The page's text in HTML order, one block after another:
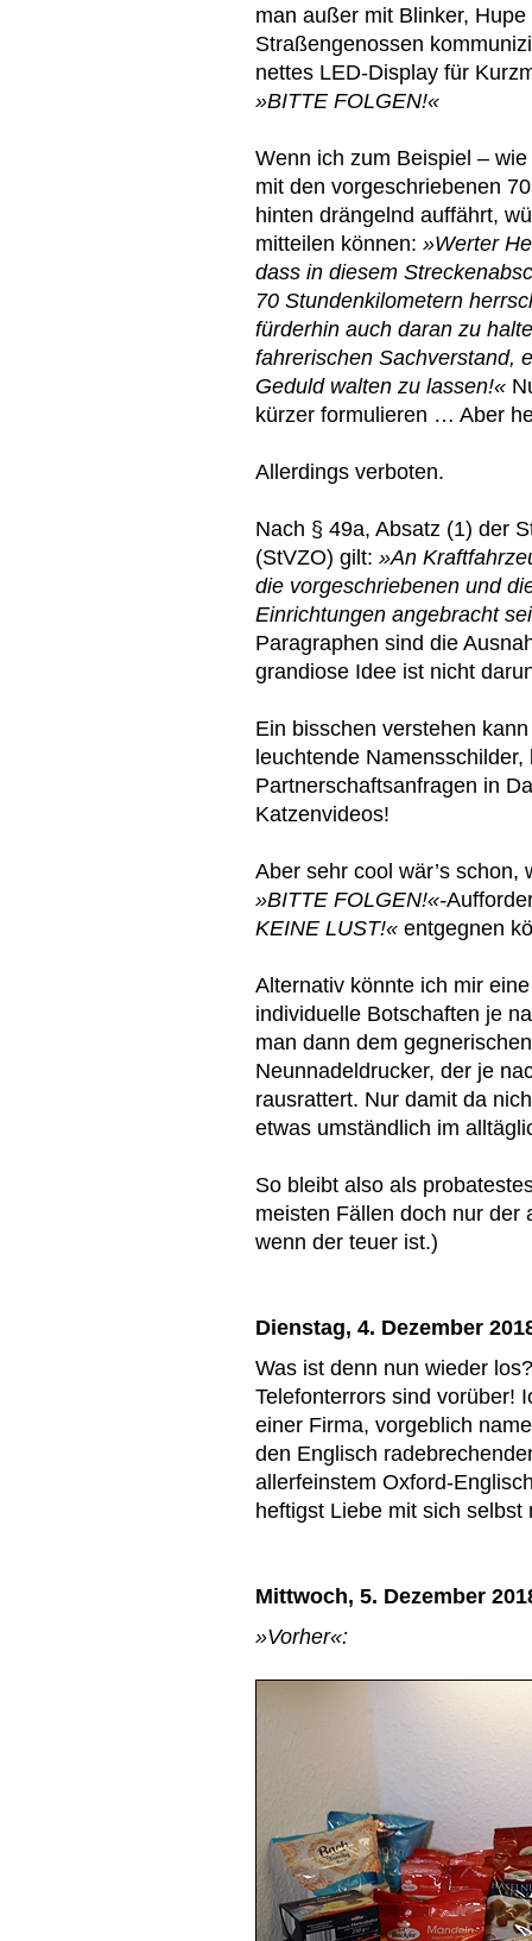
man außer mit Blinker,
Straßengenossen
nettes LED-Display für
»BITTE FOLGEN!«
Wenn ich zum Beispiel –
mit den vorgeschriebenen
hinten drängelnd auffährt,
mitteilen können: »Werter
dass in diesem
70 Stundenkilometern
fürderhin auch daran zu
fahrerischen Sachverstand,
Geduld walten zu lassen!«
kürzer formulieren … Aber
Allerdings verboten.
Nach § 49a, Absatz (1) der
(StVZO) gilt: »An
die vorgeschriebenen und
Einrichtungen angebracht
Paragraphen sind die
grandiose Idee ist nicht
Ein bisschen verstehen
leuchtende
Partnerschaftsanfragen in
Katzenvideos!
Aber sehr cool wär’s
»BITTE FOLGEN!«-
KEINE LUST!« entgegnen
Alternativ könnte ich mir
individuelle Botschaften je
man dann dem
Neunnadeldrucker, der je
rausrattert. Nur damit da
etwas umständlich im
So bleibt also als
meisten Fällen doch nur
wenn der teuer ist.)
Dienstag, 4. Dezember
Was ist denn nun wieder
Telefonterrors sind vorüber!
einer Firma, vorgeblich
den Englisch
allerfeinstem Oxford-
heftigst Liebe mit sich
Mittwoch, 5. Dezember
»Vorher«: